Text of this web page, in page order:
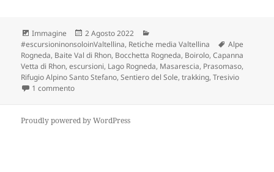
Formato
Immagine
Scritto
il
2 Agosto 2022
#escursioninonsoloinValtellina, Retiche media Valtellina Tag
Alpe
Rogneda, Baite Val di Rhon, Bocchetta Rogneda, Boirolo,Capanna
Vetta di Rhon,escursioni, Lago Rogneda, Masarescia, Prasomaso,
Rifugio Alpino Santo Stefano,Sentiero del Sole,trakking,Tresivio
1 commentosu BOCCHETTA DI ROGNEDA (SO).
Proudly powered by WordPress